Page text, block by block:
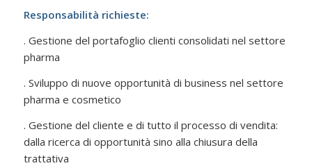
Responsabilità richieste:
. Gestione del portafoglio clienti consolidati nel settore
pharma
. Sviluppo di nuove opportunità di business nel settore
pharma e cosmetico
. Gestione del cliente e di tutto il processo di vendita:
dalla ricerca di opportunità sino alla chiusura della
trattativa